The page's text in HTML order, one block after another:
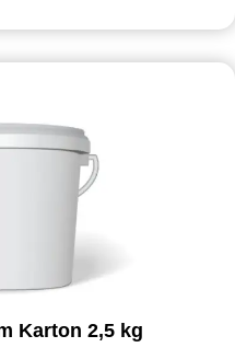
Karton 2,5 kg